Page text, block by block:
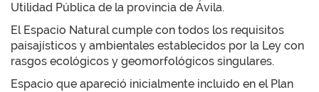
Utilidad Pública de la provincia de Ávila.
El Espacio Natural cumple con todos los requisitos
paisajísticos y ambientales establecidos por la Ley con
rasgos ecológicos y geomorfológicos singulares.
Espacio que apareció inicialmente incluido en el Plan